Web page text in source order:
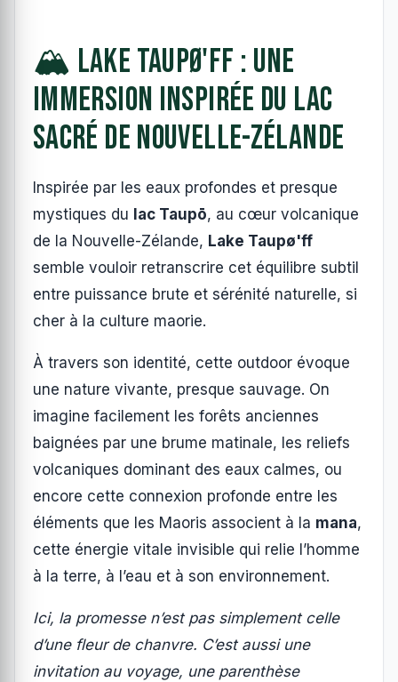
🏔️ Lake Taupø'ff : une
immersion inspirée du lac
sacré de Nouvelle-Zélande
Inspirée par les eaux profondes et presque
mystiques du lac Taupō, au cœur volcanique
de la Nouvelle-Zélande, Lake Taupø'ff
semble vouloir retranscrire cet équilibre subtil
entre puissance brute et sérénité naturelle, si
cher à la culture maorie.
À travers son identité, cette outdoor évoque
une nature vivante, presque sauvage. On
imagine facilement les forêts anciennes
baignées par une brume matinale, les reliefs
volcaniques dominant des eaux calmes, ou
encore cette connexion profonde entre les
éléments que les Maoris associent à la mana,
cette énergie vitale invisible qui relie l’homme
à la terre, à l’eau et à son environnement.
Ici, la promesse n’est pas simplement celle
d’une fleur de chanvre. C’est aussi une
invitation au voyage, une parenthèse